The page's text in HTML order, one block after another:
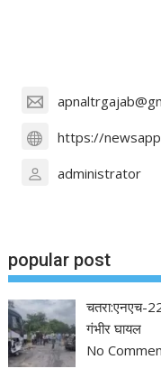
https://
administrator
popular post
चतरा:एनएच-
गंभीर घायल
No